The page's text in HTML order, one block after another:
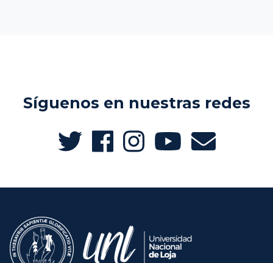
Síguenos en nuestras redes